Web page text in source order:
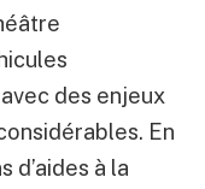
des enjeux
En
d’aides à la